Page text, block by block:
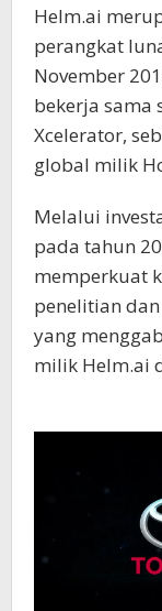
Helm.ai
perangkat
November
bekerja sama
Xcelerator,
global milik
Melalui
pada tahun
memperkuat
penelitian
yang
milik Helm.ai